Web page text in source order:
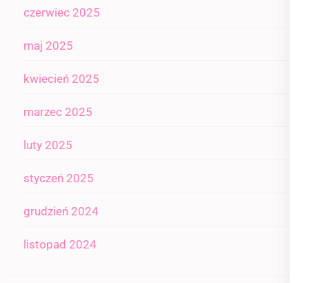
czerwiec 2025
maj 2025
kwiecień 2025
marzec 2025
luty 2025
styczeń 2025
grudzień 2024
listopad 2024